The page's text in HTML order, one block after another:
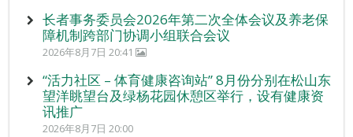
长者事务委员会2026年第二次全体会议及养老保
障机制跨部门协调小组联合会议
2026年8月7日 20:41
“活力社区 – 体育健康咨询站” 8月份分别在松山东
望洋眺望台及绿杨花园休憩区举行，设有健康资
讯推广
2026年8月7日 20:00